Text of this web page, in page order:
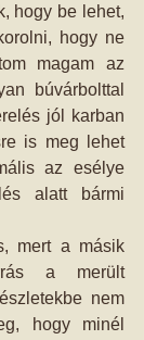
hogy be lehet,
hogy ne
magam az
búvárbolttal
jól karban
is meg lehet
az esélye
alatt bármi
a merült
nem
hogy minél